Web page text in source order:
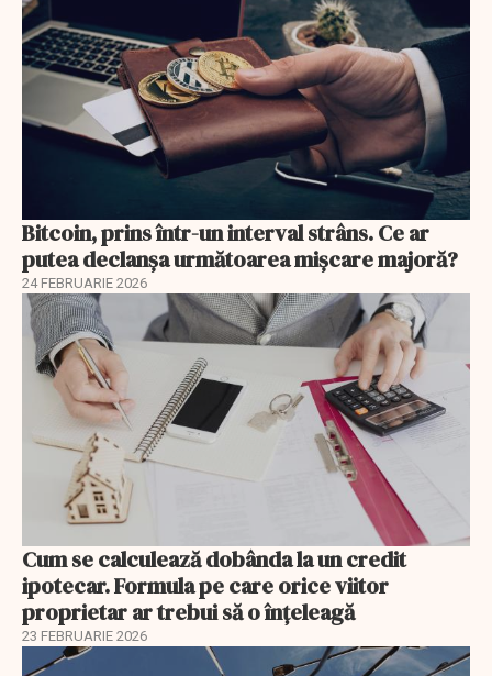
Bitcoin, prins într-un interval strâns. Ce ar
putea declanșa următoarea mișcare majoră?
24 FEBRUARIE 2026
Cum se calculează dobânda la un credit
ipotecar. Formula pe care orice viitor
proprietar ar trebui să o înțeleagă
23 FEBRUARIE 2026